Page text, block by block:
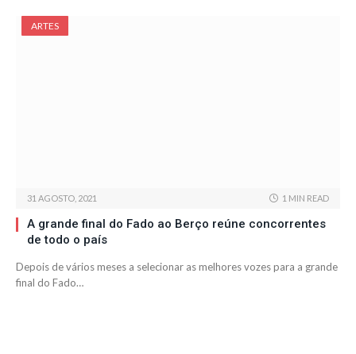
ARTES
31 AGOSTO, 2021 1 MIN READ
A grande final do Fado ao Berço reúne concorrentes
de todo o país
Depois de vários meses a selecionar as melhores vozes para a grande
final do Fado…